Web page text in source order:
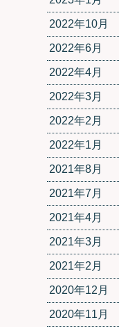
2022年10月
2022年6月
2022年4月
2022年3月
2022年2月
2022年1月
2021年8月
2021年7月
2021年4月
2021年3月
2021年2月
2020年12月
2020年11月